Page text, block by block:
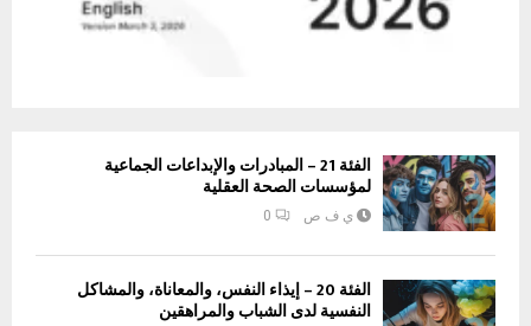
الفئة 21 – المبادرات والإبداعات الجماعية
لمؤسسات الصحة العقلية
ي ف ص 0
الفئة 20 – إيذاء النفس، والمعاناة، والمشاكل
النفسية لدى الشباب والمراهقين